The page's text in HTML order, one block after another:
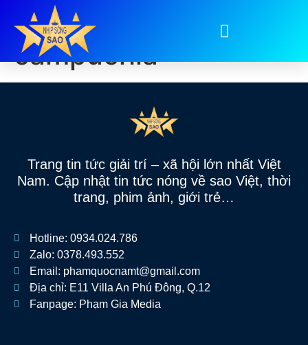
Tag:bánh cuốn
campuchia
Trang tin tức giải trí – xã hội lớn nhất Việt
Nam. Cập nhật tin tức nóng về sao Việt, thời
trang, phim ảnh, giới trẻ…
Hotline: 0934.024.786
Zalo: 0378.493.552
Email: phamquocnamt@gmail.com
Địa chỉ: E11 Villa An Phú Đông, Q.12
Fanpage: Phạm Gia Media